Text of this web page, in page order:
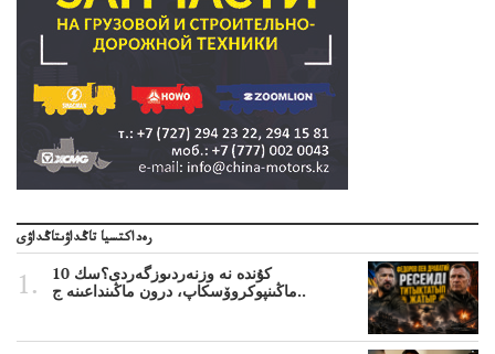
رەداكتسيا تاڭداۋىتاڭداۋى
10 كۇندە نە وزنەردىوزگەردى؟سك
ماڭىنپوكروۆسكاپ، درون ماڭىنداعىنە ج..